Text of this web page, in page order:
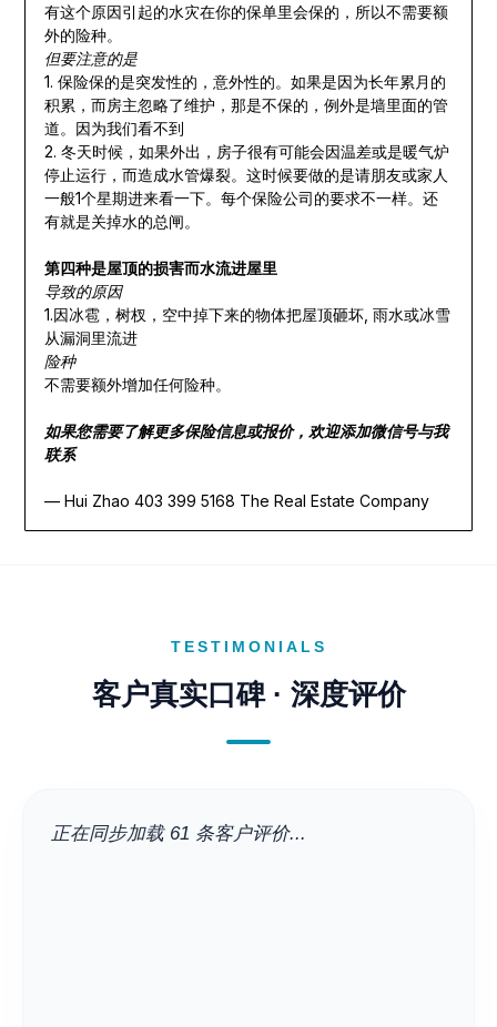
有这个原因引起的水灾在你的保单里会保的，所以不需要额
外的险种。
️但要注意的是
1. 保险保的是突发性的，意外性的。如果是因为长年累月的
积累，而房主忽略了维护，那是不保的，例外是墙里面的管
道。因为我们看不到
2. 冬天时候，如果外出，房子很有可能会因温差或是暖气炉
停止运行，而造成水管爆裂。这时候要做的是请朋友或家人
一般1个星期进来看一下。每个保险公司的要求不一样。还
有就是关掉水的总闸。
第四种是屋顶的损害而水流进屋里
导致的原因
1.因冰雹，树杈，空中掉下来的物体把屋顶砸坏, 雨水或冰雪
从漏洞里流进
险种
不需要额外增加任何险种。
如果您需要了解更多保险信息或报价，欢迎添加微信号与我
联系
— Hui Zhao 403 399 5168 The Real Estate Company
TESTIMONIALS
客户真实口碑 · 深度评价
正在同步加载 61 条客户评价...